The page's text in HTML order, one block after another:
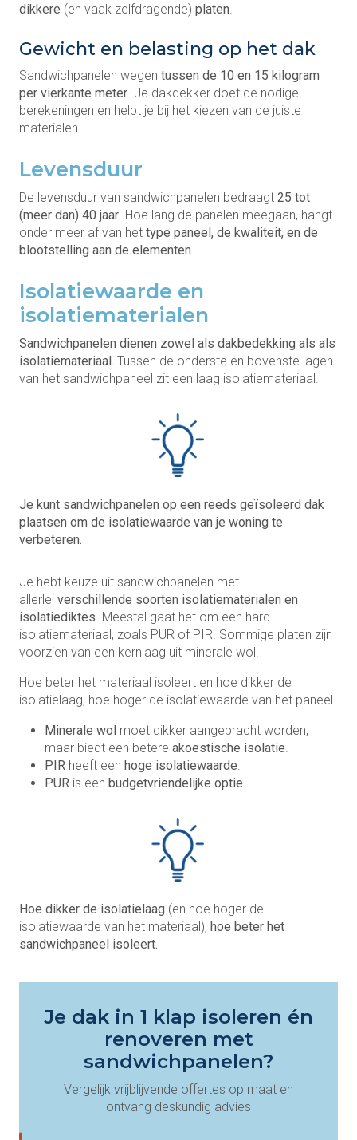
dikkere (en vaak zelfdragende) platen
Gewicht en belasting op het dak
Sandwichpanelen wegen tussen de 10 en 15 kilogram
per vierkante meter . Je dakdekker doet de nodige
berekeningen en helpt je bij het kiezen van de juiste
materialen.
Levensduur
De levensduur van sandwichpanelen bedraagt 25 tot
(meer dan) 40 jaar . Hoe lang de panelen meegaan, hangt
onder meer af van het type paneel, de kwaliteit, en de
blootstelling aan de elementen
Isolatiewaarde en
isolatiematerialen
Sandwichpanelen dienen zowel als dakbedekking als als
isolatiemateriaal. Tussen de onderste en bovenste lagen
van het sandwichpaneel zit een laag isolatiemateriaal.
Je kunt sandwichpanelen op een reeds geïsoleerd dak
plaatsen om de isolatiewaarde van je woning te
verbeteren.
Je hebt keuze uit sandwichpanelen met
allerlei verschillende soorten isolatiematerialen en
isolatiediktes . Meestal gaat het om een hard
isolatiemateriaal, zoals PUR of PIR. Sommige platen zijn
voorzien van een kernlaag uit minerale wol.
Hoe beter het materiaal isoleert en hoe dikker de
isolatielaag, hoe hoger de isolatiewaarde van het paneel.
Minerale wol moet dikker aangebracht worden,
maar biedt een betere akoestische isolatie
PIR heeft een hoge isolatiewaarde
PUR is een budgetvriendelijke optie
Hoe dikker de isolatielaag (en hoe hoger de
isolatiewaarde van het materiaal), hoe beter het
sandwichpaneel isoleert.
Je dak in 1 klap isoleren én
renoveren met
sandwichpanelen?
Vergelijk vrijblijvende offertes op maat en
ontvang deskundig advies